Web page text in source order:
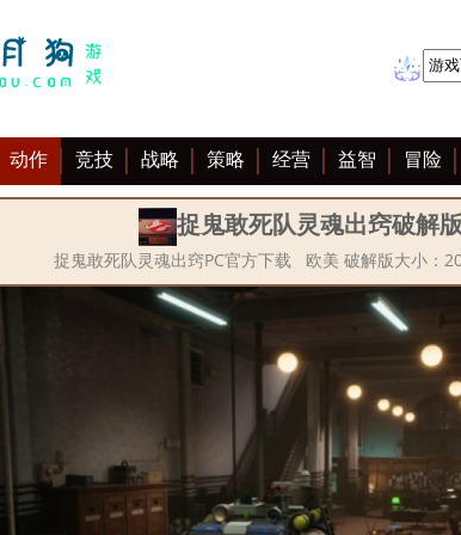
动作 竞技 战略 策略 经营 益智 冒险
捉鬼敢死队灵魂出窍破解
捉鬼敢死队灵魂出窍PC官方下载 欧美 破解版大小：